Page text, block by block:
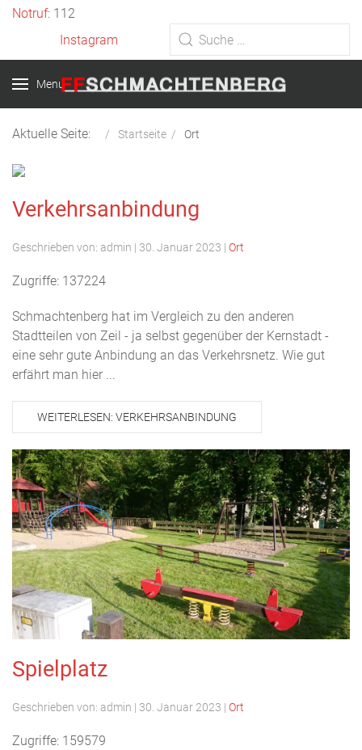
Notruf: 112
Instagram
Type 2 or more characters for
results.
Menu
Aktuelle Seite: Startseite Ort
Verkehrsanbindung
Geschrieben von: admin | 30. Januar 2023 | Ort
Zugriffe: 137224
Schmachtenberg hat im Vergleich zu den anderen
Stadtteilen von Zeil - ja selbst gegenüber der Kernstadt -
eine sehr gute Anbindung an das Verkehrsnetz. Wie gut
erfährt man hier ...
WEITERLESEN: VERKEHRSANBINDUNG
Spielplatz
Geschrieben von: admin | 30. Januar 2023 | Ort
Zugriffe: 159579
JahrMonat
JahrMonat